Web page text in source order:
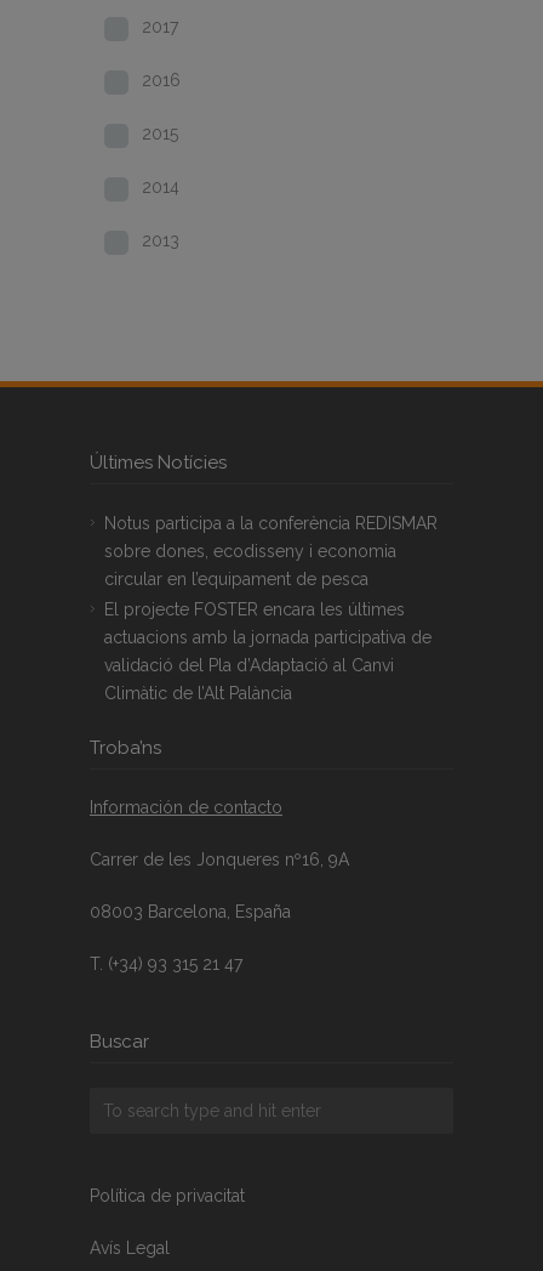
2017
2016
2015
2014
2013
Últimes Notícies
Notus participa a la conferència REDISMAR
sobre dones, ecodisseny i economia
circular en l’equipament de pesca
El projecte FOSTER encara les últimes
actuacions amb la jornada participativa de
validació del Pla d’Adaptació al Canvi
Climàtic de l’Alt Palància
Troba’ns
Información de contacto
Carrer de les Jonqueres nº16, 9A
08003 Barcelona, España
T. (+34) 93 315 21 47
Buscar
Política de privacitat
Avís Legal